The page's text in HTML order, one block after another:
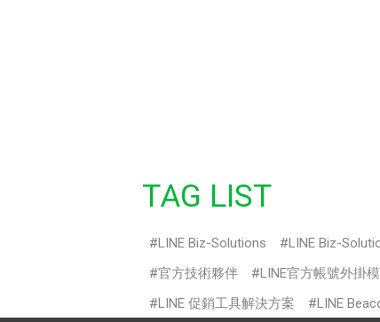
TAG LIST
LINE Biz-Solutions LINE Biz-
官方技術夥伴
LINE官方帳號外掛
LINE 促銷工具解決方案
LINE